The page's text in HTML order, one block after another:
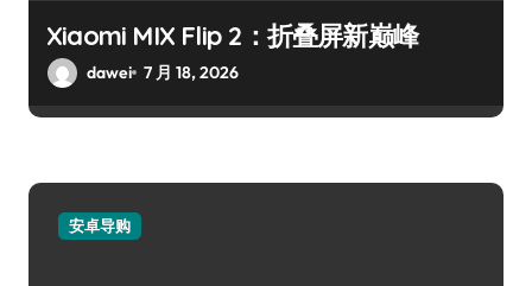
Xiaomi MIX Flip 2：折叠屏新巅峰
dawei 7 月 18, 2026
安卓导购